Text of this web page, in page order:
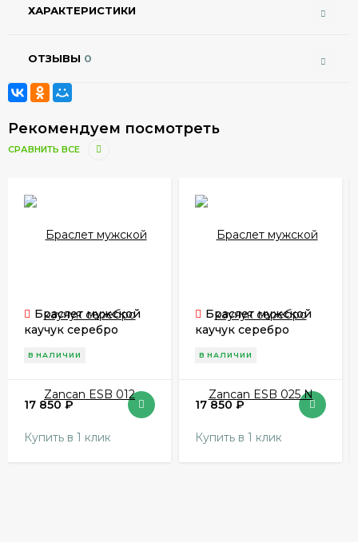
ХАРАКТЕРИСТИКИ
ОТЗЫВЫ 0
Рекомендуем посмотреть
СРАВНИТЬ ВСЕ
Браслет мужской
каучук серебро
В НАЛИЧИИ
17 850₽
Купить в 1 клик
Браслет мужской
каучук серебро
В НАЛИЧИИ
17 850₽
Купить в 1 клик